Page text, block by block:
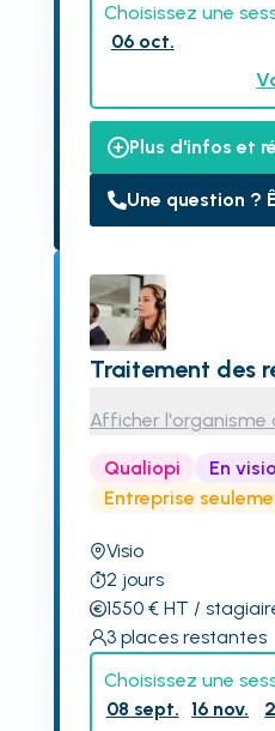
Choisissez une
06 oct.
Plus d'infos et
Une question ?
Traitement des
Afficher
Qualiopi En visio
Entreprise
Visio
2 jours
1550€ HT /
3 places restantes
Choisissez une
08 sept. 16 nov.